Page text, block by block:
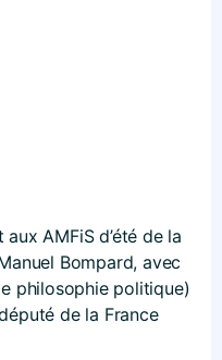
AMFiS d’été de la
Bompard, avec
philosophie politique)
de la France